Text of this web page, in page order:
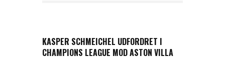
KASPER SCHMEICHEL UDFORDRET I
CHAMPIONS LEAGUE MOD ASTON VILLA